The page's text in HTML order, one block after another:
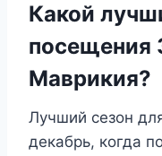
Какой
посещения
Маврикия?
Лучший сезон
декабрь, когда